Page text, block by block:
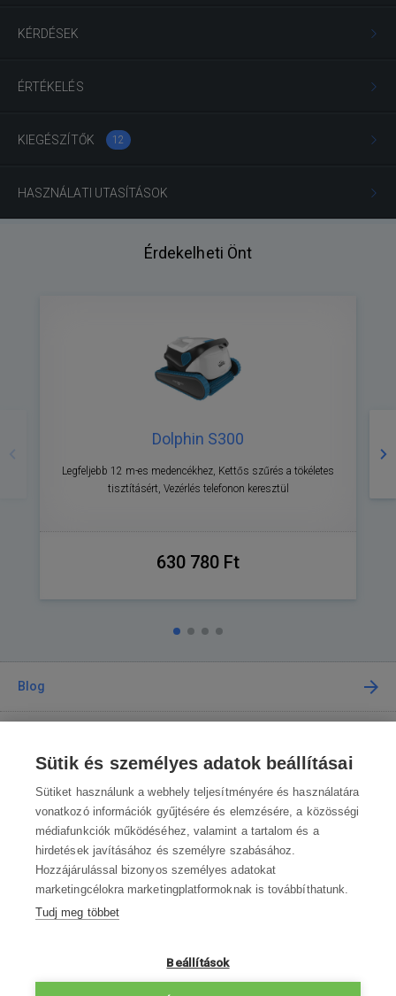
KÉRDÉSEK
ÉRTÉKELÉS
KIEGÉSZÍTŐK 12
HASZNÁLATI UTASÍTÁSOK
Érdekelheti Önt
Dolphin S300
Legfeljebb 12 m-es medencékhez, Kettős szűrés a tökéletes
tisztításért, Vezérlés telefonon keresztül
630 780 Ft
Blog
A vásárlásról
Kapcsolat
Lépjen kapcsolatba velünk
Hé-Pé 8:00—16:30
Sütik és személyes adatok beállításai
Sütiket használunk a webhely teljesítményére és használatára
vonatkozó információk gyűjtésére és elemzésére, a közösségi
médiafunkciók működéséhez, valamint a tartalom és a
hirdetések javításához és személyre szabásához.
Hozzájárulással bizonyos személyes adatokat
marketingcélokra marketingplatformoknak is továbbíthatunk.
Tudj meg többet
Beállítások